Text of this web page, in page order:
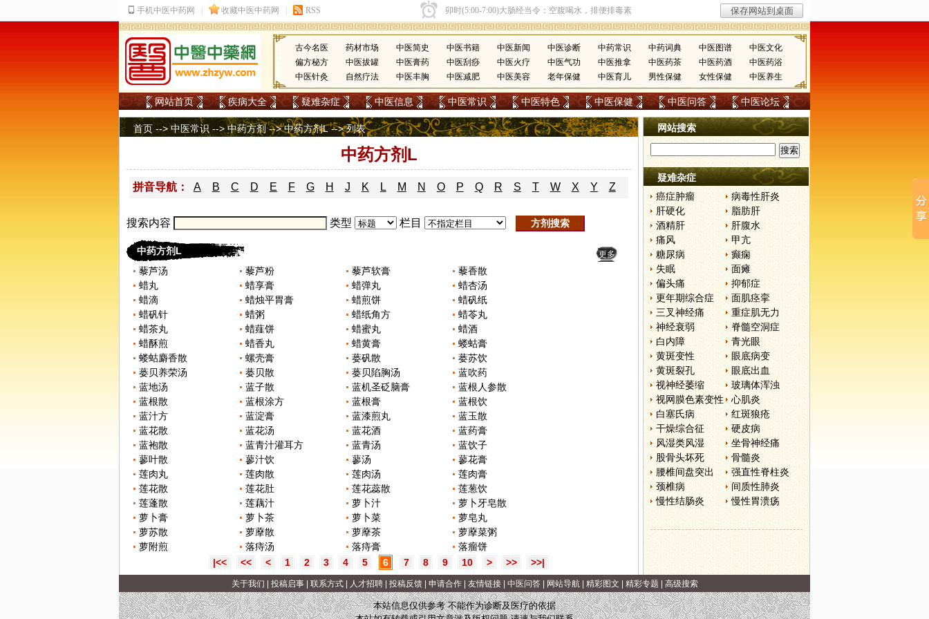
古今名医 药材市场 中医简史 中医书籍 中医新闻 中医诊断 中药常识 中药词典 中医图谱
中医文化
偏方秘方
中医拔罐 中医膏药 中医刮痧 中医火疗 中医气功 中医推拿 中医药茶 中医药酒
中医药浴
中医针灸
自然疗法 中医丰胸 中医减肥 中医美容 老年保健 中医育儿 男性保健 女性保健 中医养生
网站首页 疾病大全 疑难杂症 中医信息 中医常识 中医特色 中医保健 中医问答 中医论坛
首页 -->中医常识 -->中药方剂-->中药方剂L-->列表
中药方剂L
拼音导航： A B C D E F G H J K L M N O P Q R S T W X Y Z
搜索内容 类型 栏目
更多
中药方剂L
藜芦汤
藜芦粉 藜芦软膏
藜香散
蜡丸
蜡享膏 蜡弹丸
蜡杏汤
蜡滴
蜡烛平胃膏 蜡煎饼
蜡矾纸
蜡矾针
蜡粥 蜡纸角方
蜡苓丸
蜡茶丸
蜡薤饼 蜡蜜丸
蜡酒
蜡酥煎
蜡香丸 蜡黄膏
蝼蛄膏
蝼蛄麝香散
螺壳膏 蒌矾散
蒌苏饮
蒌贝养荣汤
蒌贝散 蒌贝陷胸汤
蓝吹药
蓝地汤
蓝子散 蓝机圣砭脑膏
蓝根人参散
蓝根散
蓝根涂方 蓝根膏
蓝根饮
蓝汁方
蓝淀膏 蓝漆煎丸
蓝玉散
蓝花散
蓝花汤 蓝花酒
蓝药膏
蓝袍散
蓝青汁灌耳方 蓝青汤
蓝饮子
蓼叶散
蓼汁饮 蓼汤
蓼花膏
莲肉丸
莲肉散 莲肉汤
莲肉膏
莲花散
莲花肚 莲花蕊散
莲葱饮
莲蓬散
莲藕汁 萝卜汁
萝卜牙皂散
萝卜膏
萝卜茶 萝卜菜
萝皂丸
萝苏散
萝藦散 萝藦茶
萝藦菜粥
萝附煎
落痔汤 落痔膏
落瘤饼
|<<
<< < 1 2 3 4 5 6 7 8 9 10 > >> >>|
网站搜索
疑难杂症
癌症肿瘤
病毒性肝炎
肝硬化
脂肪肝
酒精肝
肝腹水
痛风
甲亢
糖尿病
癫痫
失眠
面瘫
偏头痛
抑郁症
更年期综合症
面肌痉挛
三叉神经痛
重症肌无力
神经衰弱
脊髓空洞症
白内障
青光眼
黄斑变性
眼底病变
黄斑裂孔
眼底出血
视神经萎缩
玻璃体浑浊
视网膜色素变性
心肌炎
白塞氏病
红斑狼疮
干燥综合征
硬皮病
风湿类风湿
坐骨神经痛
股骨头坏死
骨髓炎
腰椎间盘突出
强直性脊柱炎
颈椎病
间质性肺炎
慢性结肠炎
慢性胃溃疡
关于我们 投稿启事| 联系方式| 人才招聘| 投稿反馈| 申请合作| 友情链接| 中医问答| 网站导航| 精彩图文 精彩专题 高级搜索
本站信息仅供参考 不能作为诊断及医疗的依据